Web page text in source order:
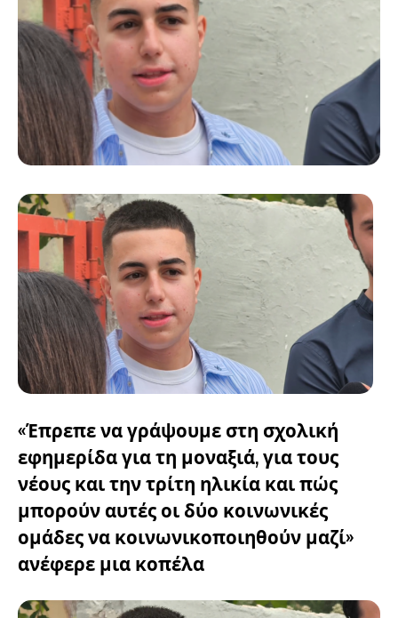
«Έπρεπε να γράψουμε στη σχολική
εφημερίδα για τη μοναξιά, για τους
νέους και την τρίτη ηλικία και πώς
μπορούν αυτές οι δύο κοινωνικές
ομάδες να κοινωνικοποιηθούν μαζί»
ανέφερε μια κοπέλα